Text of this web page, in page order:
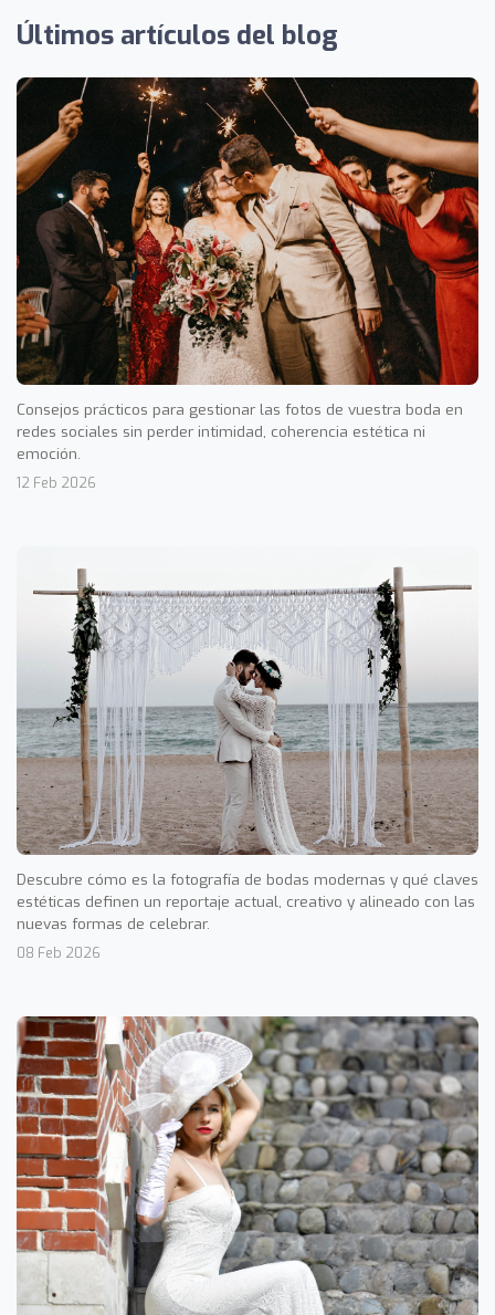
Últimos artículos del blog
Consejos prácticos para gestionar las fotos de vuestra boda en
redes sociales sin perder intimidad, coherencia estética ni
emoción.
12 Feb 2026
Descubre cómo es la fotografía de bodas modernas y qué claves
estéticas definen un reportaje actual, creativo y alineado con las
nuevas formas de celebrar.
08 Feb 2026